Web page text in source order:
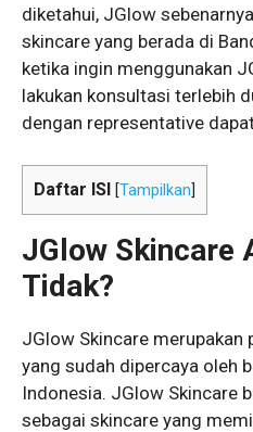
diketahui, JGlow
skincare yang berada di
ketika ingin menggunakan
lakukan konsultasi terlebih
dengan representative
Daftar ISI [Tampilkan
JGlow Skincare
Tidak?
JGlow Skincare merupakan
yang sudah dipercaya oleh
Indonesia. JGlow Skincare
sebagai skincare yang